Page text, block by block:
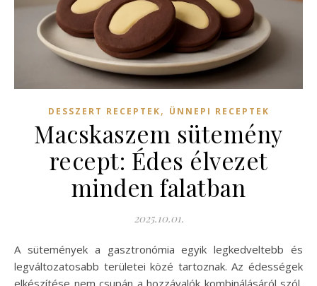
DESSZERT RECEPTEK, ÜNNEPI RECEPTEK
Macskaszem sütemény
recept: Édes élvezet
minden falatban
2025.10.01.
A sütemények a gasztronómia egyik legkedveltebb és
legváltozatosabb területei közé tartoznak. Az édességek
elkészítése nem csupán a hozzávalók kombinálásáról szól,